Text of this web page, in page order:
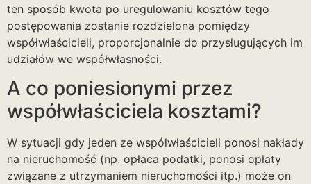
ten sposób kwota po uregulowaniu kosztów tego
postępowania zostanie rozdzielona pomiędzy
współwłaścicieli, proporcjonalnie do przysługujących im
udziałów we współwłasności.
A co poniesionymi przez
współwłaściciela kosztami?
W sytuacji gdy jeden ze współwłaścicieli ponosi nakłady
na nieruchomość (np. opłaca podatki, ponosi opłaty
związane z utrzymaniem nieruchomości itp.) może on